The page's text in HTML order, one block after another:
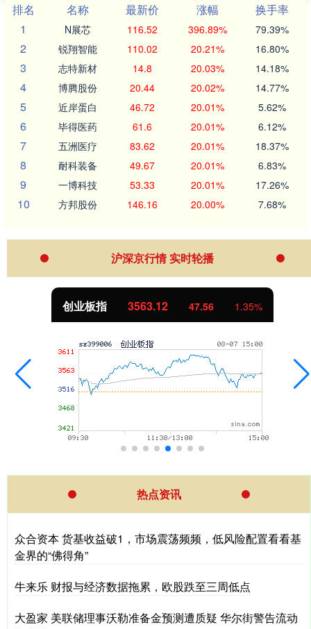
排名
名称 最新价 涨幅
换手率
1
N展芯 116.52 396.89% 79.39%
2 锐翔智能 110.02 20.21% 16.80%
3 志特新材 14.8 20.03% 14.18%
4 博腾股份 20.44 20.02% 14.77%
5 近岸蛋白 46.72 20.01% 5.62%
6 毕得医药 61.6 20.01% 6.12%
7 五洲医疗 83.62 20.01% 18.37%
8 耐科装备 49.67 20.01% 6.83%
9 一博科技 53.33 20.01% 17.26%
10 方邦股份 146.16 20.00% 7.68%
沪深京行情 实时轮播
创业板指 3563.12 47.56 1.35%
热点资讯
众合资本 货基收益破1，市场震荡频频，低风险配置看看基
金界的“佛得角”
牛来乐 财报与经济数据拖累，欧股跌至三周低点
大盈家 美联储理事沃勒准备金预测遭质疑 华尔街警告流动